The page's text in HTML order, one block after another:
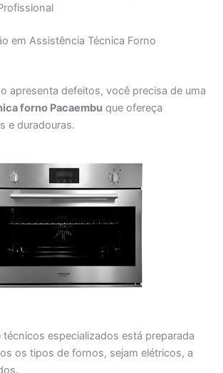
em Assistência Técnica Forno
apresenta defeitos, você precisa de uma
forno Pacaembu que ofereça
e duradouras.
técnicos especializados está preparada
os tipos de fornos, sejam elétricos, a